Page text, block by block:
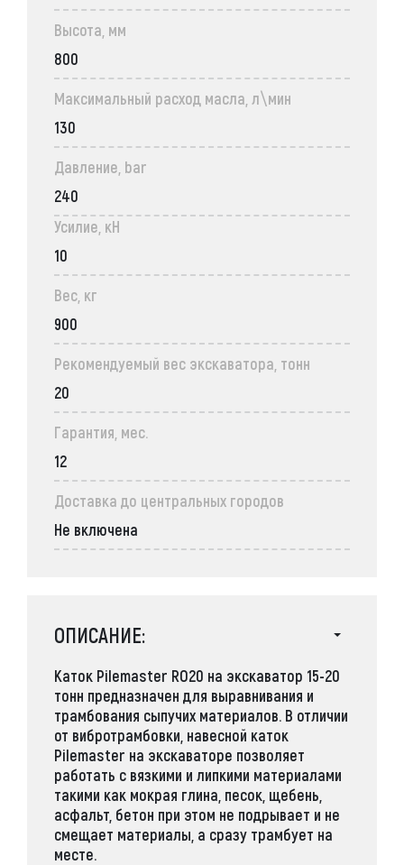
Высота, мм
800
Максимальный расход масла, л\мин
130
Давление, bar
240
Усилие, кН
10
Вес, кг
900
Рекомендуемый вес экскаватора, тонн
20
Гарантия, мес.
12
Доставка до центральных городов
Не включена
ОПИСАНИЕ:
Каток Pilemaster RO20 на экскаватор 15-20
тонн предназначен для выравнивания и
трамбования сыпучих материалов. В отличии
от вибротрамбовки, навесной каток
Pilemaster на экскаваторе позволяет
работать с вязкими и липкими материалами
такими как мокрая глина, песок, щебень,
асфальт, бетон при этом не подрывает и не
смещает материалы, а сразу трамбует на
месте.